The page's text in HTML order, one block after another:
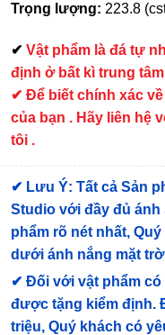
Trọng lượng: 223.8
✔ Vật phẩm là đá tự
định ở bất kì trung
✔ Để biết chính xác
của bạn . Hãy liên hệ
tôi .
✔ Lưu Ý: Tất cả Sản
Studio với đầy đủ
phẩm rõ nét nhất,
dưới ánh nắng mặt
✔ Đối với vật phẩm có
được tặng kiểm định.
triệu, Quý khách có